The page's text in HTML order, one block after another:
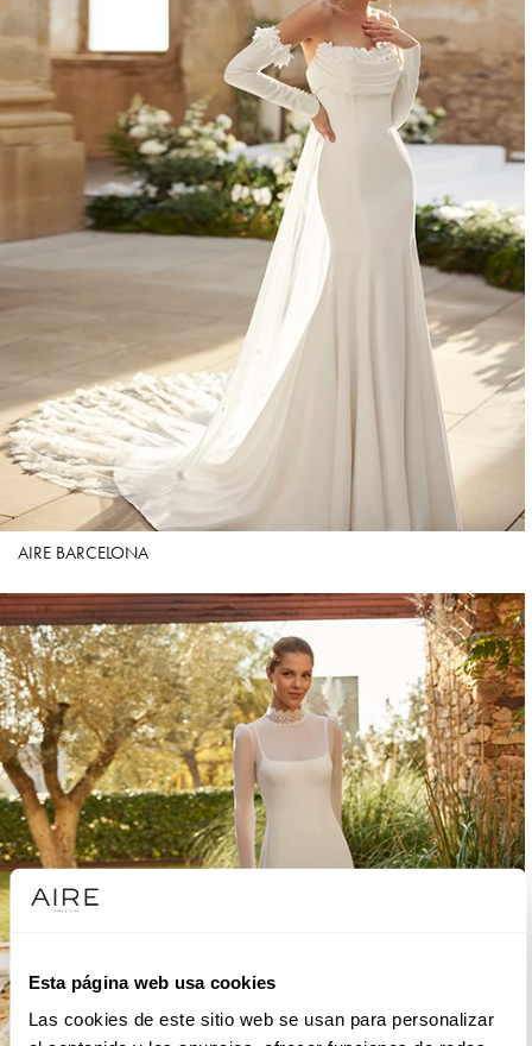
Esta página web usa cookies
Las cookies de este sitio web se usan para personalizar
AIRE BARCELONA